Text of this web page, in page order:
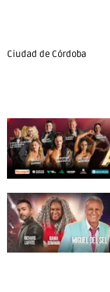
Ciudad de Córdoba